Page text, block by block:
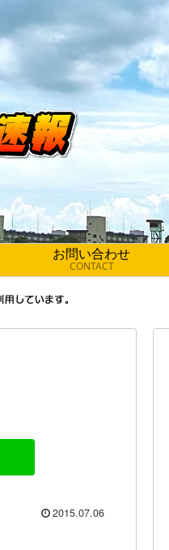
お問い合わせ
CONTACT
2015.07.06